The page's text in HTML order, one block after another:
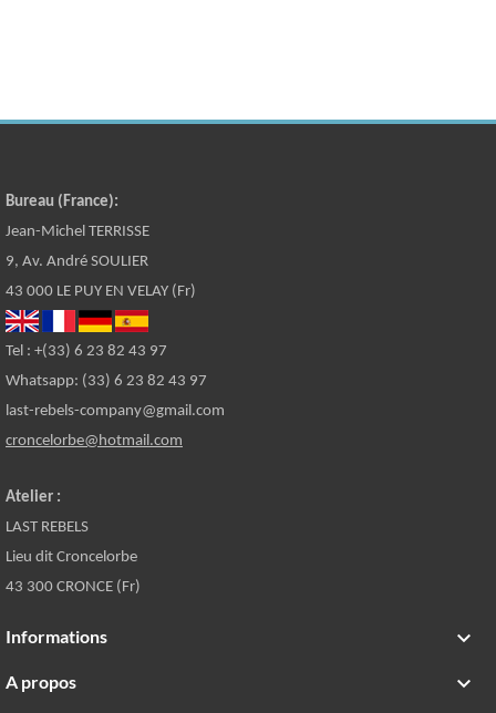
Bureau (France):
Jean-Michel TERRISSE
9, Av. André SOULIER
43 000 LE PUY EN VELAY (Fr)
Tel : +(33) 6 23 82 43 97
Whatsapp: (33) 6 23 82 43 97
last-rebels-company@gmail.com
croncelorbe@hotmail.com
Atelier :
LAST REBELS
Lieu dit Croncelorbe
43 300 CRONCE (Fr)
Informations 
A propos 